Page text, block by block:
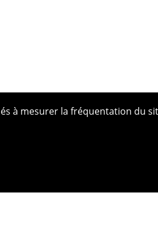
à mesurer la fréquentation du